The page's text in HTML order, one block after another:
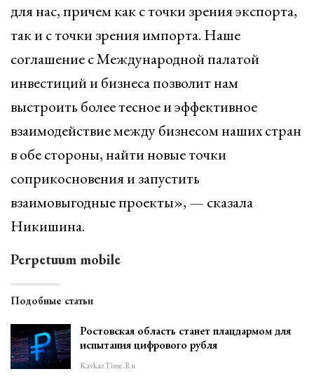
для нас, причем как с точки зрения экспорта,
так и с точки зрения импорта. Наше
соглашение с Международной палатой
инвестиций и бизнеса позволит нам
выстроить более тесное и эффективное
взаимодействие между бизнесом наших стран
в обе стороны, найти новые точки
соприкосновения и запустить
взаимовыгодные проекты», — сказала
Никишина.
Perpetuum mobile
Подобные статьи
Ростовская область станет плацдармом для
испытания цифрового рубля
KavkazTime.ru